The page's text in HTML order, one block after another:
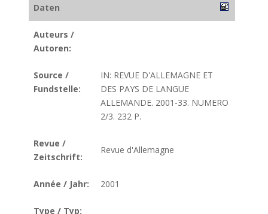
Daten
Auteurs /
Autoren:
Source /
Fundstelle:
IN: REVUE D'ALLEMAGNE ET
DES PAYS DE LANGUE
ALLEMANDE. 2001-33. NUMERO
2/3. 232 P.
Revue /
Zeitschrift:
Revue d'Allemagne
Année / Jahr: 2001
Type / Typ: